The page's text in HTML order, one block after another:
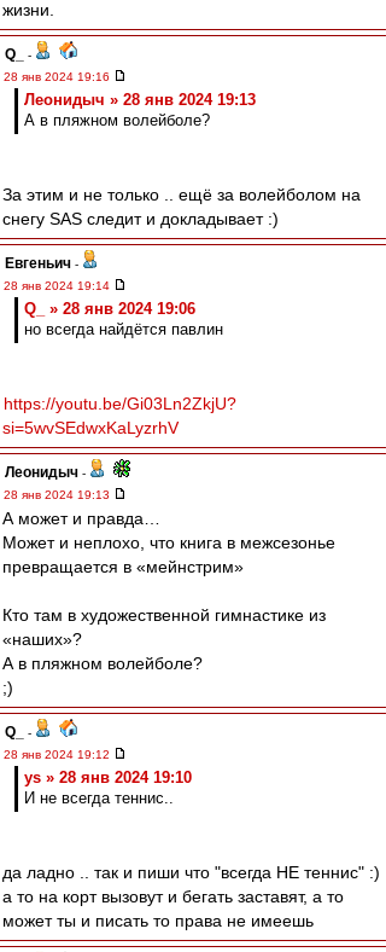
жизни.
Q_
-
28 янв 2024 19:16
Леонидыч » 28 янв 2024 19:13
А в пляжном волейболе?
За этим и не только .. ещё за волейболом на
снегу SAS следит и докладывает :)
Евгеньич -
28 янв 2024 19:14
Q_ » 28 янв 2024 19:06
но всегда найдётся павлин
https://youtu.be/Gi03Ln2ZkjU?
si=5wvSEdwxKaLyzrhV
Леонидыч -
28 янв 2024 19:13
А может и правда…
Может и неплохо, что книга в межсезонье
превращается в «мейнстрим»
Кто там в художественной гимнастике из
«наших»?
А в пляжном волейболе?
;)
Q_
-
28 янв 2024 19:12
ys » 28 янв 2024 19:10
И не всегда теннис..
да ладно .. так и пиши что "всегда НЕ теннис" :)
а то на корт вызовут и бегать заставят, а то
может ты и писать то права не имеешь